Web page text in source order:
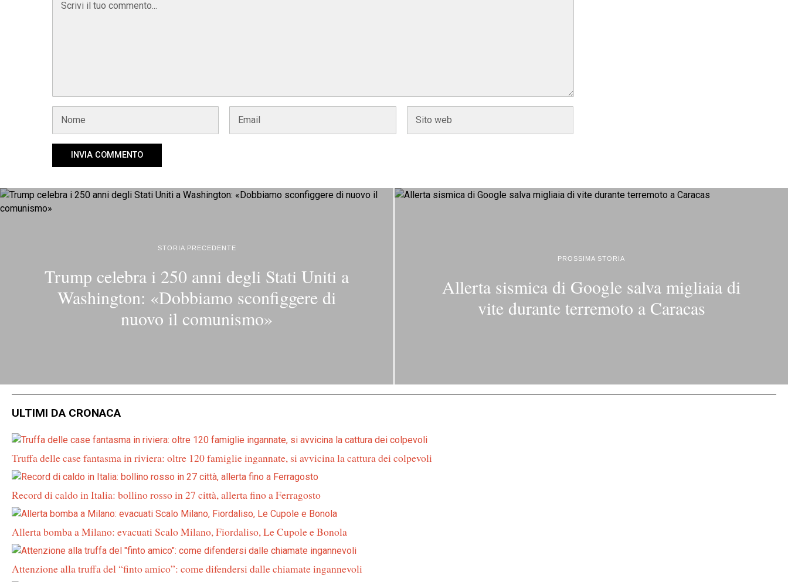
STORIA PRECEDENTE
Trump celebra i 250 anni degli Stati Uniti a
Washington: «Dobbiamo sconfiggere di
nuovo il comunismo»
PROSSIMA STORIA
Allerta sismica di Google salva migliaia di
vite durante terremoto a Caracas
ULTIMI DA CRONACA
Truffa delle case fantasma in riviera: oltre 120 famiglie ingannate, si avvicina la cattura dei colpevoli
Record di caldo in Italia: bollino rosso in 27 città, allerta fino a Ferragosto
Allerta bomba a Milano: evacuati Scalo Milano, Fiordaliso, Le Cupole e Bonola
Attenzione alla truffa del “finto amico”: come difendersi dalle chiamate ingannevoli